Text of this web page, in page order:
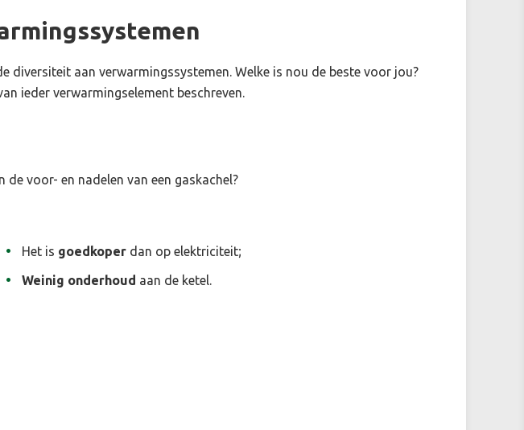
diversiteit aan verwarmingssystemen. Welke is nou de beste voor jou?
ieder verwarmingselement beschreven.
voor- en nadelen van een gaskachel?
Het is goedkoper dan op elektriciteit;
Weinig onderhoud aan de ketel.